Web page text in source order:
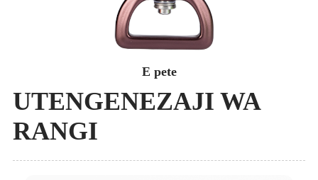
E pete
UTENGENEZAJI WA
RANGI